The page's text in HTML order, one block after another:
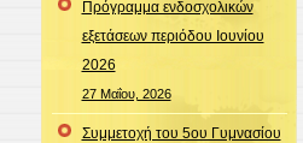
Πρόγραμμα ενδοσχολικών
εξετάσεων περιόδου Ιουνίου
2026
27 Μαΐου, 2026
Συμμετοχή του 5ου Γυμνασίου